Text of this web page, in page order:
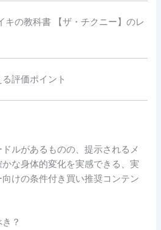
評価ポイント
ルがあるものの、提示されるメ
な身体的変化を実感できる、実
けの条件付き買い推奨コンテン
？